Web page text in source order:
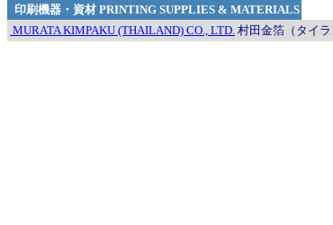
印刷機器・資材 PRINTING SUPPLIES & MATERIALS
MURATA KIMPAKU (THAILAND) CO., LTD. 村田金箔（タイラ